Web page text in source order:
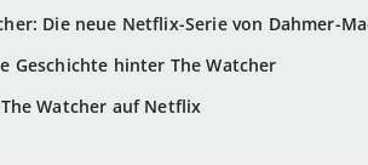
Die neue Netflix-Serie von Dahmer-
Geschichte hinter The Watcher
The Watcher auf Netflix